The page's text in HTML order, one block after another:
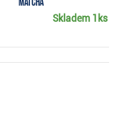
matcha
Skladem 1ks